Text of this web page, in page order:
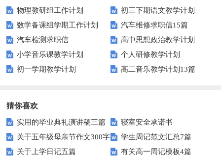
篇)
物理教研组工作计划
初三下期语文教学计划
数学备课组学期工作计划
汽车维修求职信15篇
汽车检测求职信
高中思想政治教学计划
小学音乐课教学计划
个人研修教学计划
初一学期教学计划
高二音乐教学计划13篇
猜你喜欢
实用的毕业典礼演讲稿三篇
寝室安全承诺书
关于五年级母亲节作文300字
锦集七篇
学生周记范文汇总7篇
关于上学日记五篇
有关高一周记模板4篇